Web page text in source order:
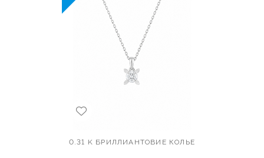
0.31 K БРИЛЛИАНТОВИЕ КОЛЬЕ